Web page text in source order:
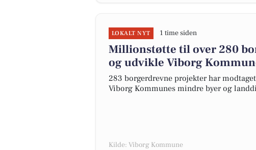
LOKALT NYT 1 time siden
Millionstøtte til over 280
og udvikle Viborg
283 borgerdrevne projekter har
Viborg Kommunes mindre byer og
Kilde: Viborg Kommune